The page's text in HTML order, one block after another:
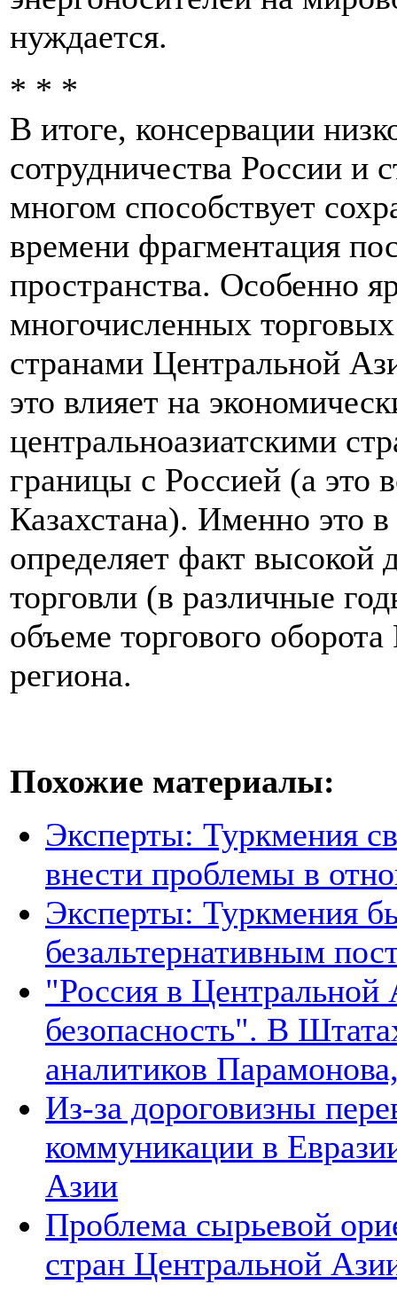
нуждается.
* * *
В итоге, консервации
сотрудничества России и
многом способствует
времени фрагментация
пространства. Особенно
многочисленных
странами Центральной
это влияет на
центральноазиатскими
границы с Россией (а это
Казахстана). Именно это
определяет факт высокой
торговли (в различные
объеме торгового
региона.
Похожие материалы:
Эксперты: Туркмения
внести проблемы в
Эксперты: Туркмения
безальтернативным
"Россия в Центральной
безопасность". В
аналитиков
Из-за дороговизны
коммуникации в
Азии
Проблема сырьевой
стран Центральной